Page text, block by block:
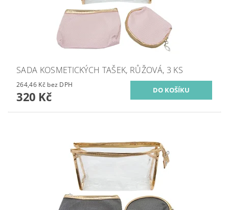
SADA KOSMETICKÝCH TAŠEK, RŮŽOVÁ, 3 KS
264,46 Kč bez DPH
320 Kč